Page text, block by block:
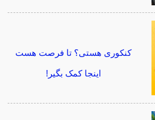
کنکوری هستی؟ تا فرصت هست
اینجا کمک بگیر!